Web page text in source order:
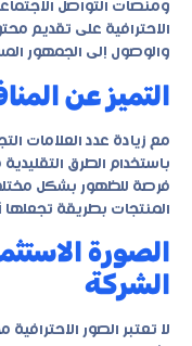
ومنصات التواصل
الاحترافية على تقديم
والوصول إلى الجمهور
التميز عن
مع زيادة عدد العلامات
باستخدام الطرق
فرصة للظهور بشكل
المنتجات بطريقة تجعلها
الصورة
الشركة
لا تعتبر الصور